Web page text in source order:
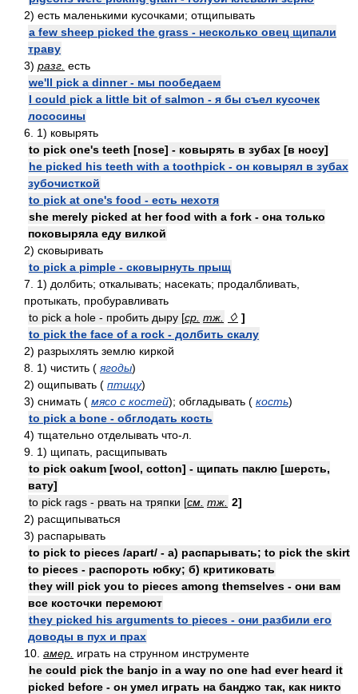
2) есть маленькими кусочками; отщипывать
a few sheep picked the grass - несколько овец щипали
траву
3) разг. есть
we'll pick a dinner - мы пообедаем
I could pick a little bit of salmon - я бы съел кусочек
лососины
6. 1) ковырять
to pick one's teeth [nose] - ковырять в зубах [в носу]
he picked his teeth with a toothpick - он ковырял в зубах
зубочисткой
to pick at one's food - есть нехотя
she merely picked at her food with a fork - она только
поковыряла еду вилкой
2) сковыривать
to pick a pimple - сковырнуть прыщ
7. 1) долбить; откалывать; насекать; продалбливать,
протыкать, пробуравливать
to pick a hole - пробить дыру [ср. тж. ♢ ]
to pick the face of a rock - долбить скалу
2) разрыхлять землю киркой
8. 1) чистить ( ягоды)
2) ощипывать ( птицу)
3) снимать ( мясо с костей); обгладывать ( кость)
to pick a bone - обглодать кость
4) тщательно отделывать что-л.
9. 1) щипать, расщипывать
to pick oakum [wool, cotton] - щипать паклю [шерсть,
вату]
to pick rags - рвать на тряпки [см. тж. 2]
2) расщипываться
3) распарывать
to pick to pieces /apart/ - а) распарывать; to pick the skirt
to pieces - распороть юбку; б) критиковать
they will pick you to pieces among themselves - они вам
все косточки перемоют
they picked his arguments to pieces - они разбили его
доводы в пух и прах
10. амер. играть на струнном инструменте
he could pick the banjo in a way no one had ever heard it
picked before - он умел играть на банджо так, как никто